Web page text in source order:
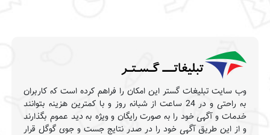
وب سایت تبلیغات گستر این امکان را فراهم کرده است که کاربران
به راحتی و در 24 ساعت از شبانه روز و با کمترین هزینه بتوانند
خدمات و آگهی خود را به صورت رایگان و ویژه به دید عموم بگذارند
و از این طریق آگهی خود را در صدر نتایج جست و جوی گوگل قرار